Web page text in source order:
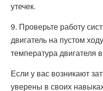
утечек.
9. Проверьте работу
двигатель на пустом
температура двигателя
Если у вас возникают
уверены в своих